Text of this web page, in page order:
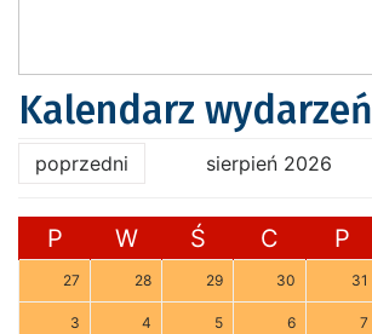
Kalendarz wydarzeń
poprzedni sierpień 2026
P W Ś C P
27 28 29 30 31
3 4 5 6 7